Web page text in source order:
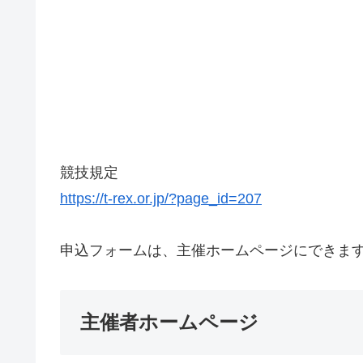
競技規定
https://t-rex.or.jp/?page_id=207
申込フォームは、主催ホームページにできま
主催者ホームページ